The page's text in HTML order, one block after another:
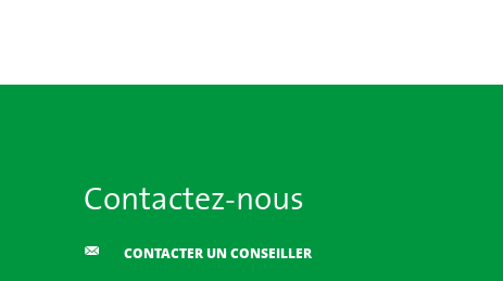
Contactez-nous
CONTACTER UN CONSEILLER